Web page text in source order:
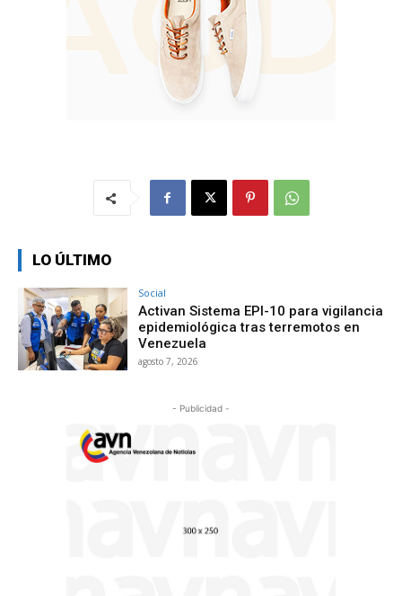
LO ÚLTIMO
Social
Activan Sistema EPI-10 para vigilancia
epidemiológica tras terremotos en
Venezuela
agosto 7, 2026
- Publicidad -